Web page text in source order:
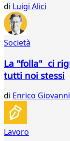
di Luigi Alici
Società
La "folla" ci
tutti noi stessi
di Enrico
Lavoro